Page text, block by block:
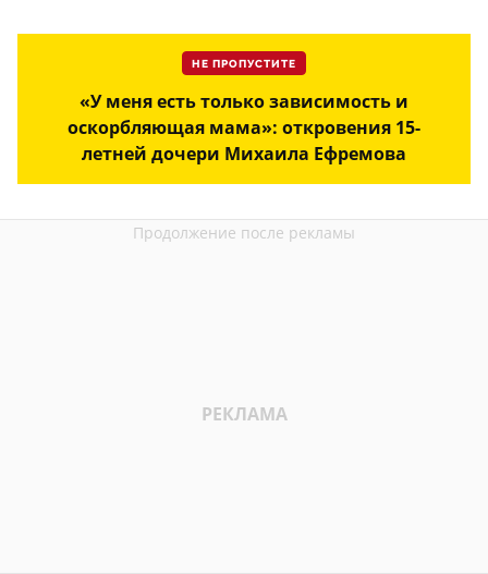
НЕ ПРОПУСТИТЕ
«У меня есть только зависимость и
оскорбляющая мама»: откровения 15-
летней дочери Михаила Ефремова